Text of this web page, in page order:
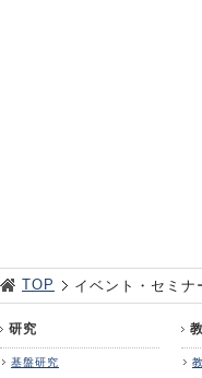
TOP イベント・セミナ
研究
基盤研究